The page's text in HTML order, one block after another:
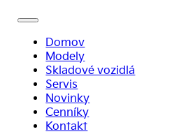
Domov
Modely
Skladové vozidlá
Servis
Novinky
Cenníky
Kontakt